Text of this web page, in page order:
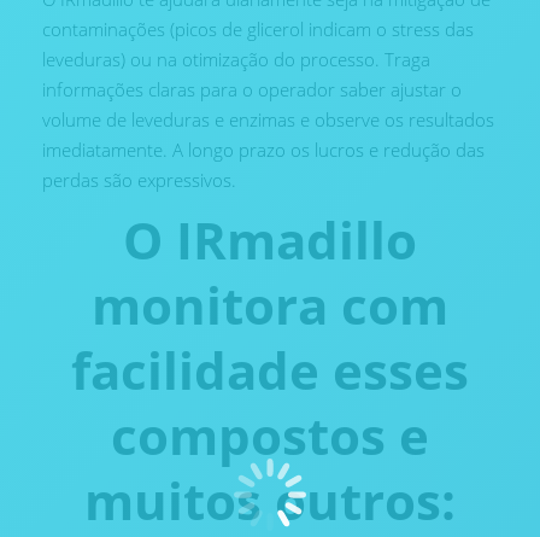
contaminações (picos de glicerol indicam o stress das
leveduras) ou na otimização do processo. Traga
informações claras para o operador saber ajustar o
volume de leveduras e enzimas e observe os resultados
imediatamente. A longo prazo os lucros e redução das
perdas são expressivos.
O IRmadillo
monitora com
facilidade esses
compostos e
muitos outros: